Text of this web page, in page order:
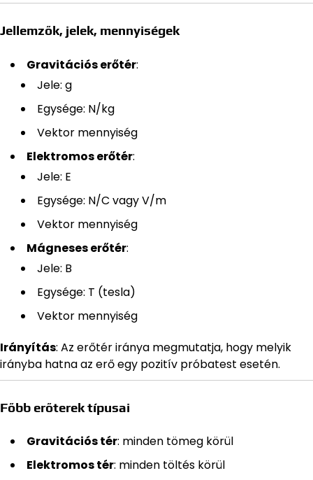
Jellemzők, jelek, mennyiségek
Gravitációs erőtér:
Jele: g
Egysége: N/kg
Vektor mennyiség
Elektromos erőtér:
Jele: E
Egysége: N/C vagy V/m
Vektor mennyiség
Mágneses erőtér:
Jele: B
Egysége: T (tesla)
Vektor mennyiség
Irányítás: Az erőtér iránya megmutatja, hogy melyik
irányba hatna az erő egy pozitív próbatest esetén.
Főbb erőterek típusai
Gravitációs tér: minden tömeg körül
Elektromos tér: minden töltés körül